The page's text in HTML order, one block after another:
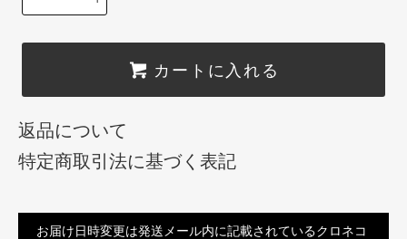
カートに入れる
返品について
特定商取引法に基づく表記
お届け日時変更は発送メール内に記載されているクロネコ